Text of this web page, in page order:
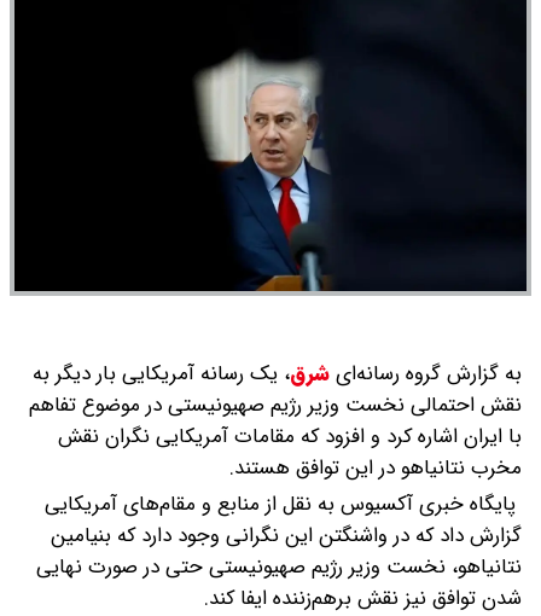
به گزارش گروه رسانه‌ایشرق، یک رسانه آمریکایی بار دیگر به
نقش احتمالی نخست وزیر رژیم صهیونیستی در موضوع تفاهم
با ایران اشاره کرد و افزود که مقامات آمریکایی نگران نقش
مخرب نتانیاهو در این توافق هستند.
پایگاه خبری آکسیوس به نقل از منابع و مقام‌های آمریکایی
گزارش داد که در واشنگتن این نگرانی وجود دارد که بنیامین
نتانیاهو، نخست وزیر رژیم صهیونیستی حتی در صورت نهایی
شدن توافق نیز نقش برهم‌زننده ایفا کند.